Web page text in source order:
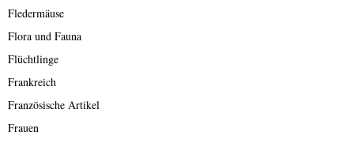
Fledermäuse
Flora und Fauna
Flüchtlinge
Frankreich
Französische Artikel
Frauen